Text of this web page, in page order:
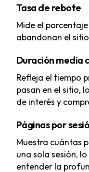
Tasa de rebote
Mide el
abandonan el
Duración media
Refleja el tiempo
pasan en el sitio,
de interés y
Páginas por
Muestra cuántas
una sola sesión,
entender la